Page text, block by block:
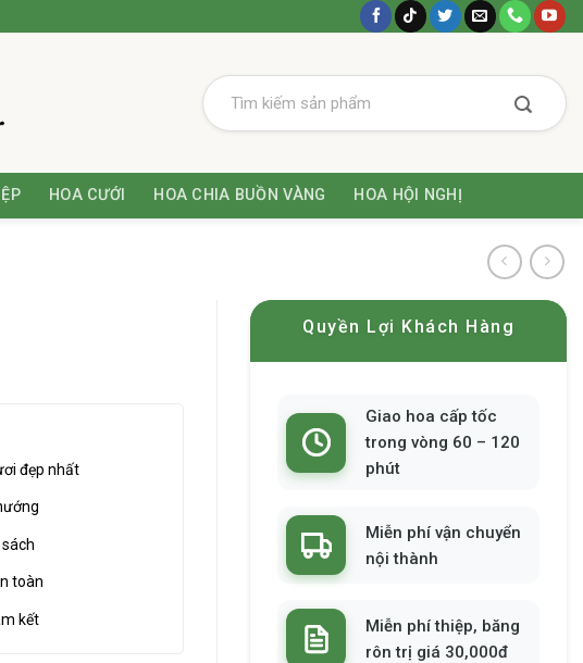
HOA CƯỚI HOA CHIA BUỒN VÀNG HOA HỘI NGHỊ
đẹp nhất
toàn
kết
Quyền Lợi Khách Hàng
Giao hoa cấp tốc
trong vòng 60 – 120
phút
Miễn phí vận chuyển
nội thành
Miễn phí thiệp, băng
rôn trị giá 30,000đ